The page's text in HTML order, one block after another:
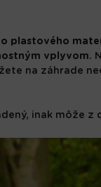
plastového
vplyvom.
na záhrade
inak môže z